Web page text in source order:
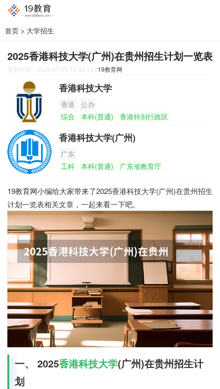
首页 > 大学招生
2025香港科技大学(广州)在贵州招生计划一览表
发布时间：2026-07-05 15:33:15 | 19教育网
香港科技大学
香港
公办
综合
本科(普通) 香港特别行政区
香港科技大学(广州)
广东
工科
本科(普通) 广东省教育厅
19教育网小编给大家带来了2025香港科技大学(广州)在贵州招生
计划一览表相关文章，一起来看一下吧。
一、 2025香港科技大学(广州)在贵州招生计
划